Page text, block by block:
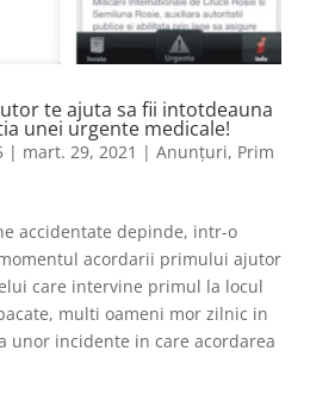
te ajuta sa fii intotdeauna
unei urgente medicale!
| mart. 29, 2021 | Anunțuri, Prim
accidentate depinde, intr-o
acordarii primului ajutor
care intervine primul la locul
multi oameni mor zilnic in
unor incidente in care acordarea